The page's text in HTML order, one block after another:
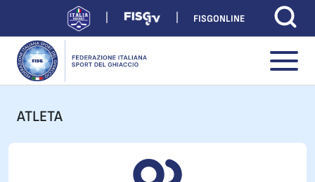
FISGONLINE
ATLETA